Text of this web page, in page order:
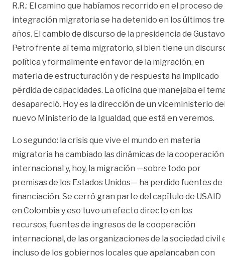
R.R.: El camino que habíamos recorrido en el proceso de
integración migratoria se ha detenido en los últimos
años. El cambio de discurso de la presidencia de Gustavo
Petro frente al tema migratorio, si bien tiene un
política y formalmente en favor de la migración, en
materia de estructuración y de respuesta ha implicado
pérdida de capacidades. La oficina que manejaba el
desapareció. Hoy es la dirección de un viceministerio
nuevo Ministerio de la Igualdad, que está en veremos.
Lo segundo: la crisis que vive el mundo en materia
migratoria ha cambiado las dinámicas de la cooperación
internacional y, hoy, la migración —sobre todo por
premisas de los Estados Unidos— ha perdido fuentes de
financiación. Se cerró gran parte del capítulo de USAID
en Colombia y eso tuvo un efecto directo en los
recursos, fuentes de ingresos de la cooperación
internacional, de las organizaciones de la sociedad civil
incluso de los gobiernos locales que apalancaban con